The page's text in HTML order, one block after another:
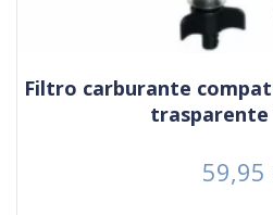
Filtro carburante
trasparente
Prezzo
59,95